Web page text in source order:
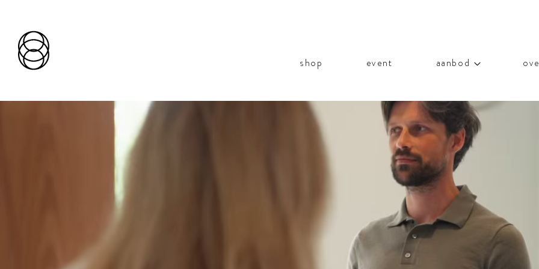
shop event aanbod